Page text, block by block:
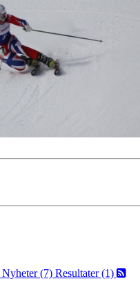
Nyheter (7) Resultater (1)